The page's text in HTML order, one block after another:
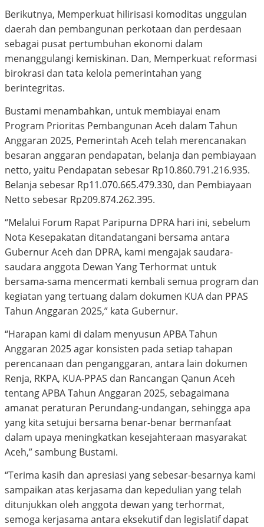
Berikutnya, Memperkuat hilirisasi komoditas unggulan
daerah dan pembangunan perkotaan dan perdesaan
sebagai pusat pertumbuhan ekonomi dalam
menanggulangi kemiskinan. Dan, Memperkuat reformasi
birokrasi dan tata kelola pemerintahan yang
berintegritas.
Bustami menambahkan, untuk membiayai enam
Program Prioritas Pembangunan Aceh dalam Tahun
Anggaran 2025, Pemerintah Aceh telah merencanakan
besaran anggaran pendapatan, belanja dan pembiayaan
netto, yaitu Pendapatan sebesar Rp10.860.791.216.935.
Belanja sebesar Rp11.070.665.479.330, dan Pembiayaan
Netto sebesar Rp209.874.262.395.
“Melalui Forum Rapat Paripurna DPRA hari ini, sebelum
Nota Kesepakatan ditandatangani bersama antara
Gubernur Aceh dan DPRA, kami mengajak saudara-
saudara anggota Dewan Yang Terhormat untuk
bersama-sama mencermati kembali semua program dan
kegiatan yang tertuang dalam dokumen KUA dan PPAS
Tahun Anggaran 2025,” kata Gubernur.
“Harapan kami di dalam menyusun APBA Tahun
Anggaran 2025 agar konsisten pada setiap tahapan
perencanaan dan penganggaran, antara lain dokumen
Renja, RKPA, KUA-PPAS dan Rancangan Qanun Aceh
tentang APBA Tahun Anggaran 2025, sebagaimana
amanat peraturan Perundang-undangan, sehingga apa
yang kita setujui bersama benar-benar bermanfaat
dalam upaya meningkatkan kesejahteraan masyarakat
Aceh,” sambung Bustami.
“Terima kasih dan apresiasi yang sebesar-besarnya kami
sampaikan atas kerjasama dan kepedulian yang telah
ditunjukkan oleh anggota dewan yang terhormat,
semoga kerjasama antara eksekutif dan legislatif dapat